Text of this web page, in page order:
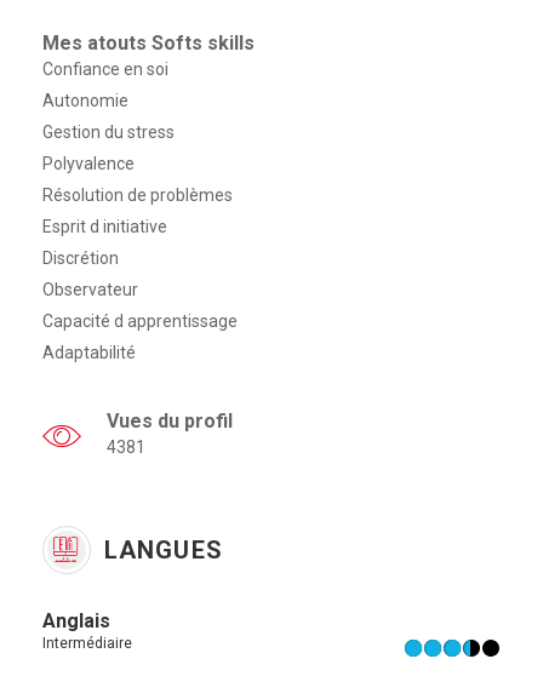
Mes atouts Softs skills
Confiance en soi
Autonomie
Gestion du stress
Polyvalence
Résolution de problèmes
Esprit d initiative
Discrétion
Observateur
Capacité d apprentissage
Adaptabilité
Vues du profil
4381
LANGUES
Anglais
Intermédiaire